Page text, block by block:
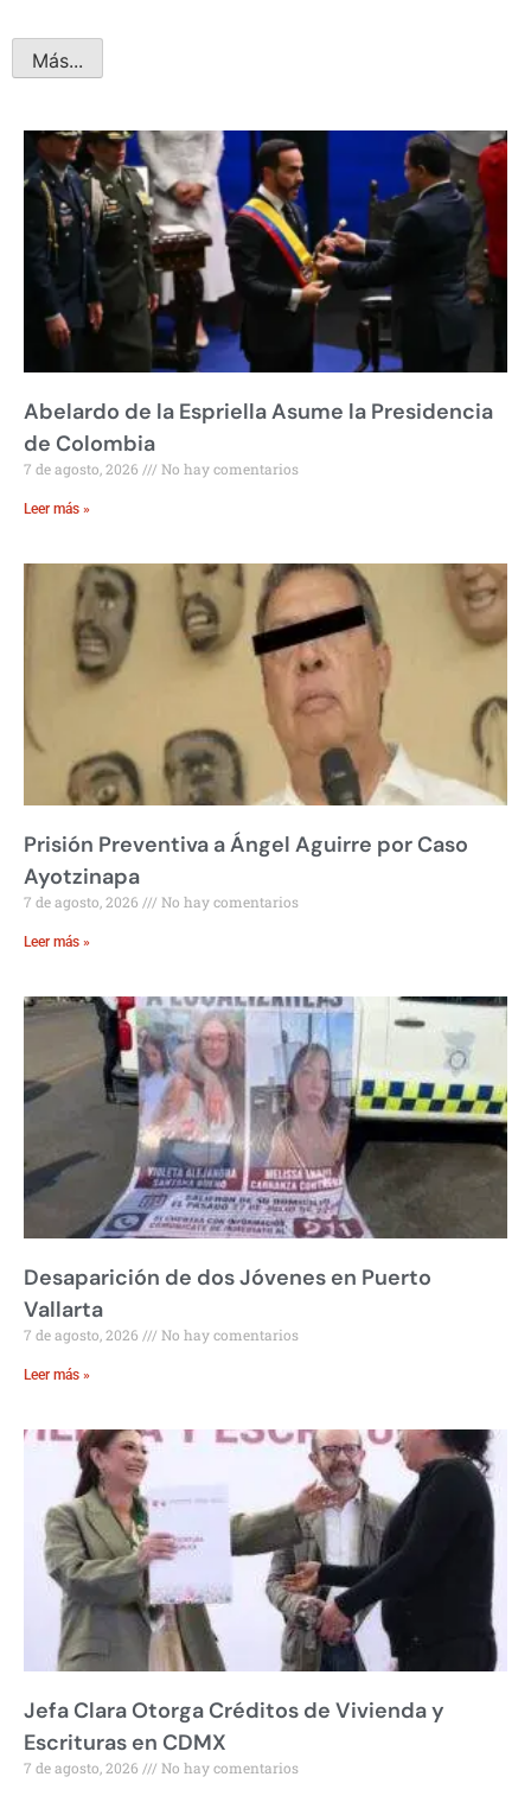
Más...
Abelardo de la Espriella Asume la Presidencia
de Colombia
7 de agosto, 2026 No hay comentarios
Leer más »
Prisión Preventiva a Ángel Aguirre por Caso
Ayotzinapa
7 de agosto, 2026 No hay comentarios
Leer más »
Desaparición de dos Jóvenes en Puerto
Vallarta
7 de agosto, 2026 No hay comentarios
Leer más »
Jefa Clara Otorga Créditos de Vivienda y
Escrituras en CDMX
7 de agosto, 2026 No hay comentarios